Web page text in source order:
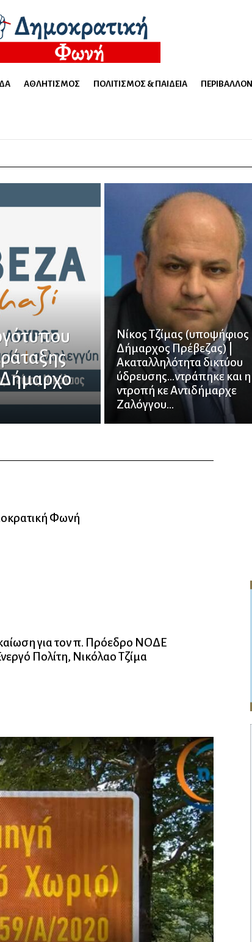
ΑΘΛΗΤΙΣΜΌΣ ΠΟΛΙΤΙΣΜΌΣ & ΠΑΙΔΕΊΑ ΠΕΡΙΒΆΛΛΟΝ
Νίκος Τζίμας (υποψήφιος
Δήμαρχος Πρέβεζας) |
Ακαταλληλότητα δικτύου
ύδρευσης…ντράπηκε και η
ντροπή κε Αντιδήμαρχε
Ζαλόγγου…
Φωνή
για τον π. Πρόεδρο ΝΟΔΕ
Πολίτη, Νικόλαο Τζίμα